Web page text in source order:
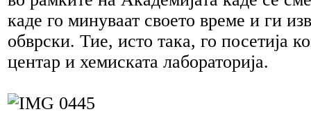
каде го минуваат своето време и ги
обврски. Тие, исто така, го посетија
центар и хемиската лабораторија.